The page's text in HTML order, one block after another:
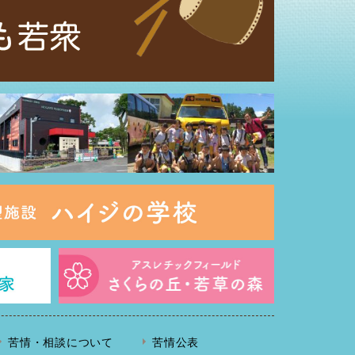
苦情・相談について 苦情公表